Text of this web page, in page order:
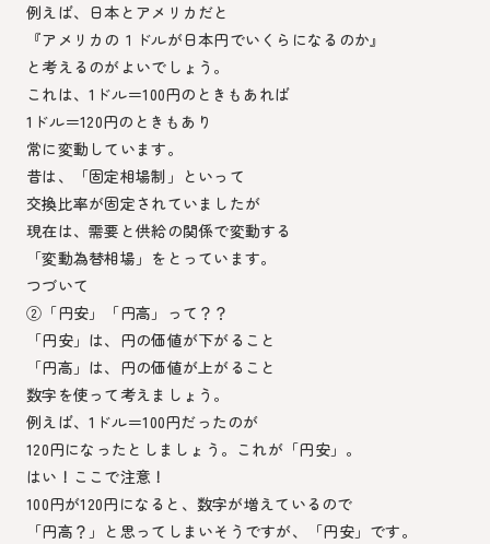
例えば、日本とアメリカだと
『アメリカの１ドルが日本円でいくらになるのか』
と考えるのがよいでしょう。
これは、1ドル＝100円のときもあれば
1ドル＝120円のときもあり
常に変動しています。
昔は、「固定相場制」といって
交換比率が固定されていましたが
現在は、需要と供給の関係で変動する
「変動為替相場」をとっています。
つづいて
②「円安」「円高」って？？
「円安」は、円の価値が下がること
「円高」は、円の価値が上がること
数字を使って考えましょう。
例えば、1ドル＝100円だったのが
120円になったとしましょう。これが「円安」。
はい！ここで注意！
100円が120円になると、数字が増えているので
「円高？」と思ってしまいそうですが、「円安」です。